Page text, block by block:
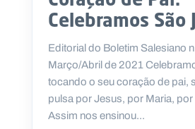
Celebramos São
Editorial do Boletim Salesiano
Março/Abril de 2021
tocando o seu coração de pai,
pulsa por Jesus, por Maria,
Assim nos ensinou...